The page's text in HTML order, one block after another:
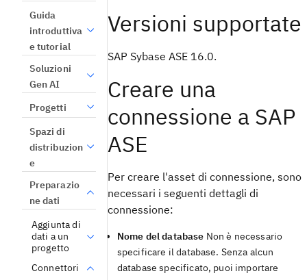
Guida
introduttiva
e tutorial
Soluzioni
Gen AI
Progetti
Spazi di
distribuzion
e
Preparazio
ne dati
Aggiunta di
dati a un
progetto
Connettori
Versioni supportate
SAP Sybase ASE 16.0.
Creare una
connessione a SAP
ASE
Per creare l'asset di connessione, sono
necessari i seguenti dettagli di
connessione:
Nome del database Non è necessario
specificare il database. Senza alcun
database specificato, puoi importare